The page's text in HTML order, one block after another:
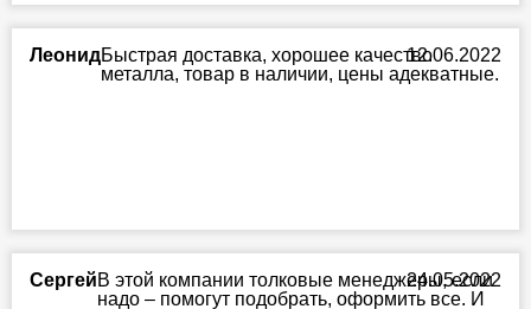
Леонид 12.06.2022
Быстрая доставка, хорошее качество
металла, товар в наличии, цены адекватные.
Сергей 24.05.2022
В этой компании толковые менеджеры, если
надо – помогут подобрать, оформить все. И